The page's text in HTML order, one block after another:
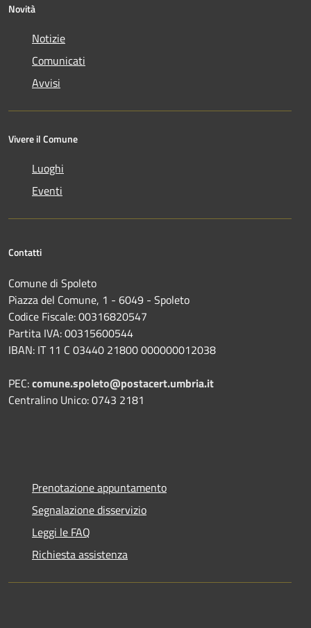
Novità
Notizie
Comunicati
Avvisi
Vivere il Comune
Luoghi
Eventi
Contatti
Comune di Spoleto
Piazza del Comune, 1 - 6049 - Spoleto
Codice Fiscale: 00316820547
Partita IVA: 00315600544
IBAN: IT 11 C 03440 21800 000000012038
PEC:comune.spoleto@postacert.umbria.it
Centralino Unico: 0743 2181
Prenotazione appuntamento
Segnalazione disservizio
Leggi le FAQ
Richiesta assistenza